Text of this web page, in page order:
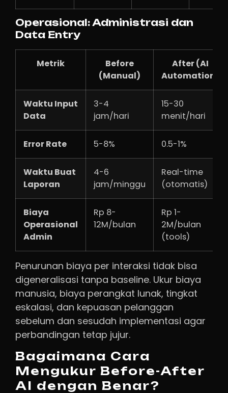
Operasional: Administrasi dan
Data Entry
Metrik
Before
(Manual)
After (AI
Automation)
Waktu Input
Data
3-4
jam/hari
15-30
menit/hari
Error Rate 5-8% 0.5-1%
Waktu Buat
Laporan
4-6
jam/minggu
Real-time
(otomatis)
Biaya
Operasional
Admin
Rp 8-
12M/bulan
Rp 1-
2M/bulan
(tools)
Penurunan biaya per interaksi tidak bisa
digeneralisasi tanpa baseline. Ukur biaya
manusia, biaya perangkat lunak, tingkat
eskalasi, dan kepuasan pelanggan
sebelum dan sesudah implementasi agar
perbandingan tetap jujur.
Bagaimana Cara
Mengukur Before-After
AI dengan Benar?